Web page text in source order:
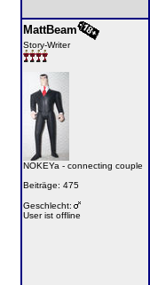
MattBeam
Story-Writer
NOKEYa - connecting couple
Beiträge: 475
Geschlecht:
User ist offline